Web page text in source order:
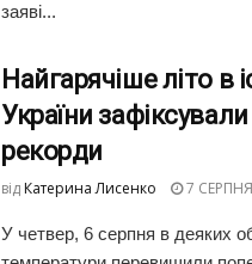
заяві...
Найгарячіше літо в
України
рекорди
від Катерина Лисенко 7
У четвер, 6 серпня в деяких